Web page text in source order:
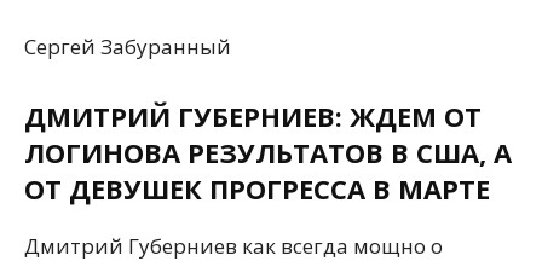
Сергей Забуранный
ДМИТРИЙ ГУБЕРНИЕВ: ЖДЕМ ОТ
ЛОГИНОВА РЕЗУЛЬТАТОВ В США, А
ОТ ДЕВУШЕК ПРОГРЕССА В МАРТЕ
Дмитрий Губерниев как всегда мощно о